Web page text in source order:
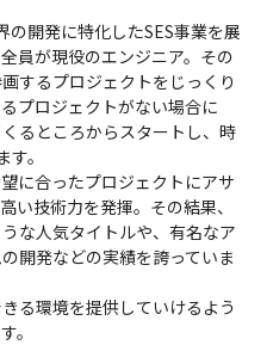
開発に特化したSES事業を展
員が現役のエンジニア。その
するプロジェクトをじっくり
プロジェクトがない場合に
るところからスタートし、時
。
に合ったプロジェクトにアサ
い技術力を発揮。その結果、
な人気タイトルや、有名なア
開発などの実績を誇っていま
る環境を提供していけるよう
。